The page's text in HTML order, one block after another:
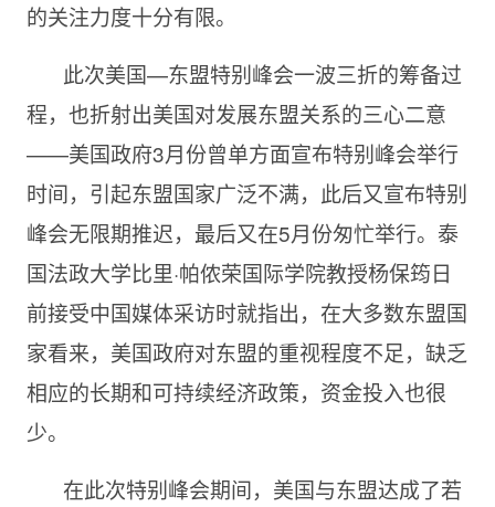
的关注力度十分有限。
此次美国—东盟特别峰会一波三折的筹备过
程，也折射出美国对发展东盟关系的三心二意
——美国政府3月份曾单方面宣布特别峰会举行
时间，引起东盟国家广泛不满，此后又宣布特别
峰会无限期推迟，最后又在5月份匆忙举行。泰
国法政大学比里·帕侬荣国际学院教授杨保筠日
前接受中国媒体采访时就指出，在大多数东盟国
家看来，美国政府对东盟的重视程度不足，缺乏
相应的长期和可持续经济政策，资金投入也很
少。
在此次特别峰会期间，美国与东盟达成了若